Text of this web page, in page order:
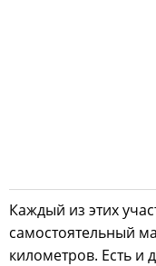
Каждый из этих
самостоятельный
километров. Есть